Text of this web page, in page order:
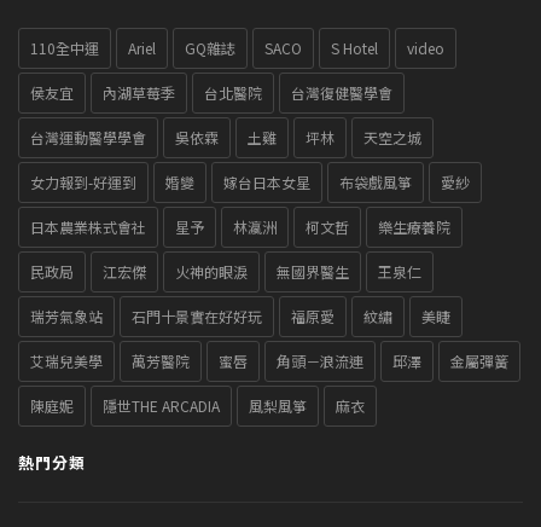
110全中運 Ariel GQ雜誌 SACO S Hotel video
侯友宜 內湖草莓季 台北醫院 台灣復健醫學會
台灣運動醫學學會 吳依霖 土雞 坪林 天空之城
女力報到-好運到 婚變 嫁台日本女星 布袋戲風箏 愛紗
日本農業株式會社 星予 林瀛洲 柯文哲 樂生療養院
民政局 江宏傑 火神的眼淚 無國界醫生 王泉仁
瑞芳氣象站 石門十景實在好好玩 福原愛 紋繡 美睫
艾瑞兒美學 萬芳醫院 蜜唇 角頭－浪流連 邱澤 金屬彈簧
陳庭妮 隱世THE ARCADIA 風梨風箏 麻衣
熱門分類